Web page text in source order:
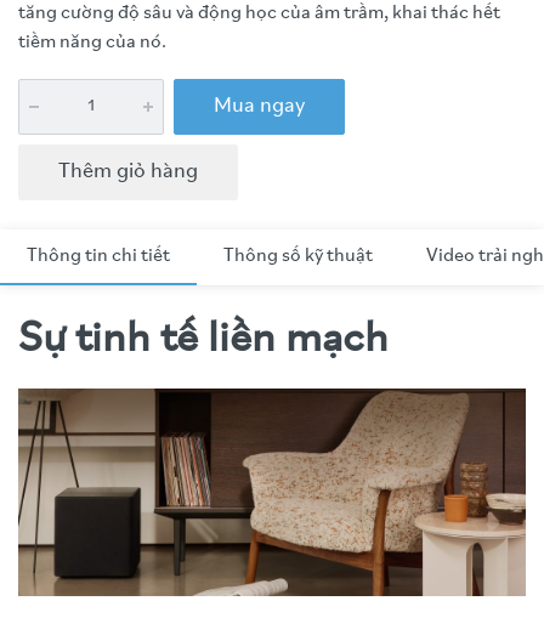
tăng cường độ sâu và động học của âm trầm, khai thác hết
tiềm năng của nó.
Mua ngay
Thêm giỏ hàng
Thông tin chi tiết Thông số kỹ thuật Video trải
Sự tinh tế liền mạch